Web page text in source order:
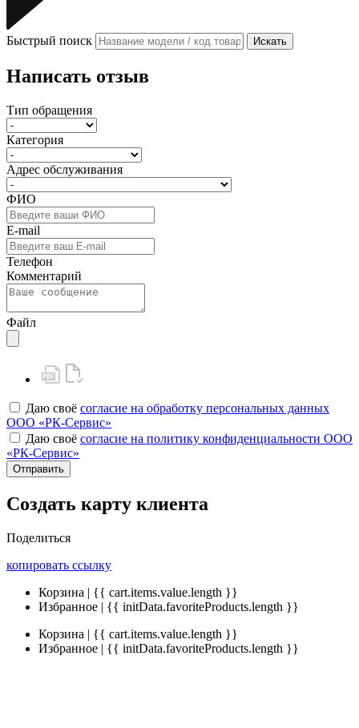
Быстрый поиск Искать
Написать отзыв
Тип обращения
Категория
Адрес обслуживания
ФИО
E-mail
Телефон
Комментарий
Файл
Даю своё согласие на обработку персональных данных
ООО «РК-Сервис»
Даю своё согласие на политику конфиденциальности ООО
«РК-Сервис»
Отправить
Создать карту клиента
Поделиться
копировать ссылку
Корзина | {{ cart.items.value.length }}
Избранное | {{ initData.favoriteProducts.length }}
Корзина | {{ cart.items.value.length }}
Избранное | {{ initData.favoriteProducts.length }}